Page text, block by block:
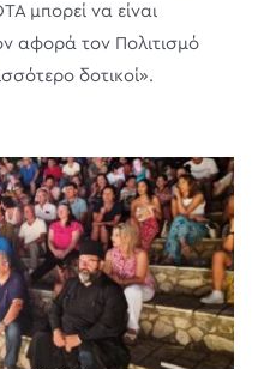
μπορεί να είναι
αφορά τον Πολιτισμό
δοτικοί».